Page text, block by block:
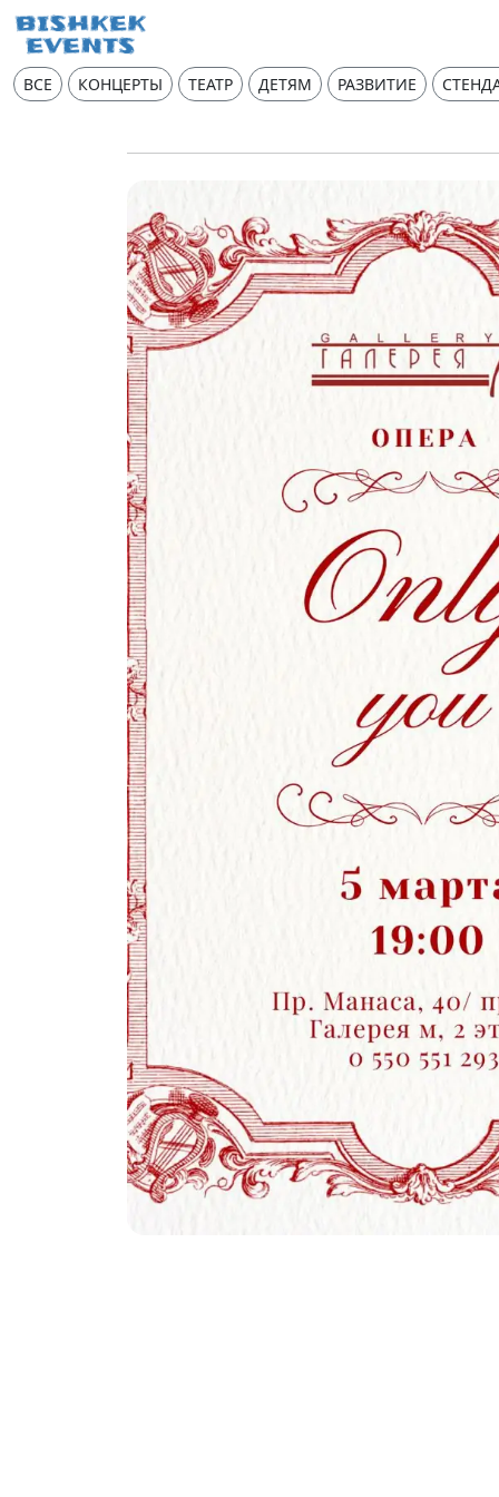
ВСЕ КОНЦЕРТЫ ТЕАТР ДЕТЯМ РАЗВИТИЕ